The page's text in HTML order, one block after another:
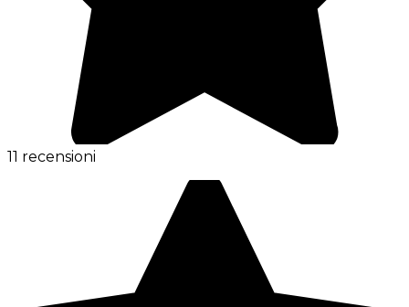
11 recensioni